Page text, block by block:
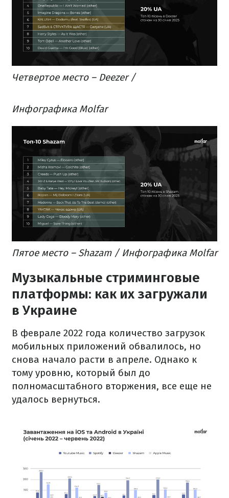
Четвертое место – Deezer /
Инфографика Molfar
Пятое место – Shazam / Инфографика Molfar
Музыкальные стриминговые
платформы: как их загружали
в Украине
В феврале 2022 года количество загрузок
мобильных приложений обвалилось, но
снова начало расти в апреле. Однако к
тому уровню, который был до
полномасштабного вторжения, все еще не
удалось вернуться.